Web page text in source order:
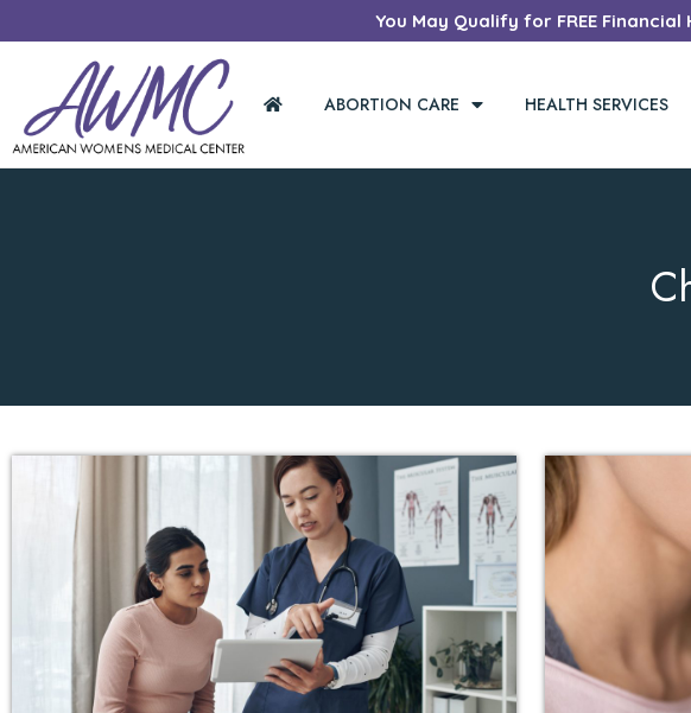
You May Qualify for FREE
ABORTION CARE HEALTH SERVICES